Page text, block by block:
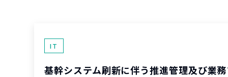
IT
基幹システム刷新に伴う推進管理及び業